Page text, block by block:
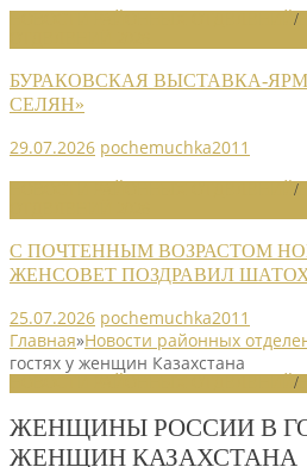
/
БУРАКОВСКАЯ ВЫСТАВКА-
СЕЛЯН»
29.07.2026 pochemuchka2011
/
С ПОЧТЕННЫМ ВОЗРАСТОМ
ЖЕНСОВЕТ ПОЗДРАВИЛ
25.07.2026 pochemuchka2011
Главная»Новости районных
гостях у женщин Казахстана
/
ЖЕНЩИНЫ РОССИИ В
ЖЕНЩИН КАЗАХСТАНА